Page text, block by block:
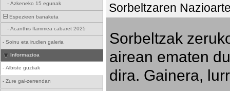
- Azkeneko 15 egunak
Espezieen banaketa
- Acanthis flammea cabaret 2025
- Soinu eta irudien galeria
Informazioa
- Albiste guztiak
- Zure gai-zerrendan
Sorbeltzaren
Sorbeltzak
airean ematen
dira. Gainera,